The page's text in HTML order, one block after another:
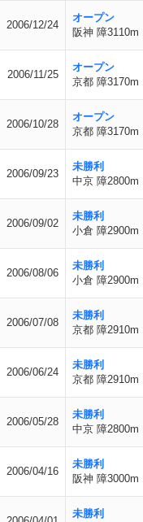
2006/12/24
オープン
阪神 障3110m
2006/11/25
オープン
京都 障3170m
2006/10/28
オープン
京都 障3170m
2006/09/23
未勝利
中京 障2800m
2006/09/02
未勝利
小倉 障2900m
2006/08/06
未勝利
小倉 障2900m
2006/07/08
未勝利
京都 障2910m
2006/06/24
未勝利
京都 障2910m
2006/05/28
未勝利
中京 障2800m
2006/04/16
未勝利
阪神 障3000m
未勝利